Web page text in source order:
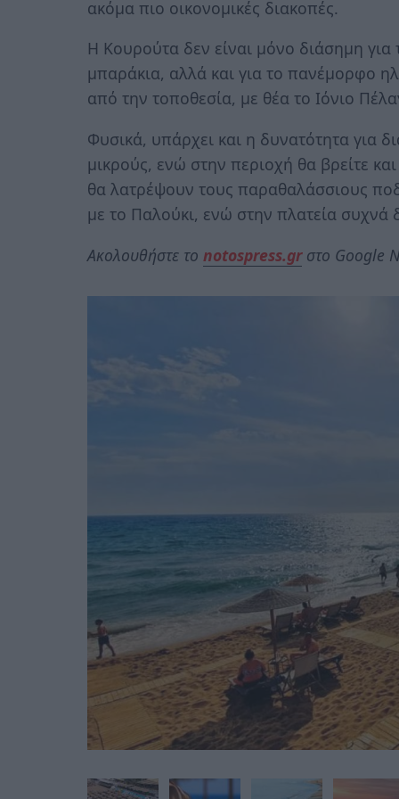
ακόμα πιο οικονομικές διακοπές.
Η Κουρούτα δεν είναι μόνο διάσημη
μπαράκια, αλλά και για το πανέμορφο
από την τοποθεσία, με θέα το Ιόνιο
Φυσικά, υπάρχει και η δυνατότητα για
μικρούς, ενώ στην περιοχή θα βρείτε
θα λατρέψουν τους παραθαλάσσιους
με το Παλούκι, ενώ στην πλατεία συχνά
Ακολουθήστε το notospress.grστο Google